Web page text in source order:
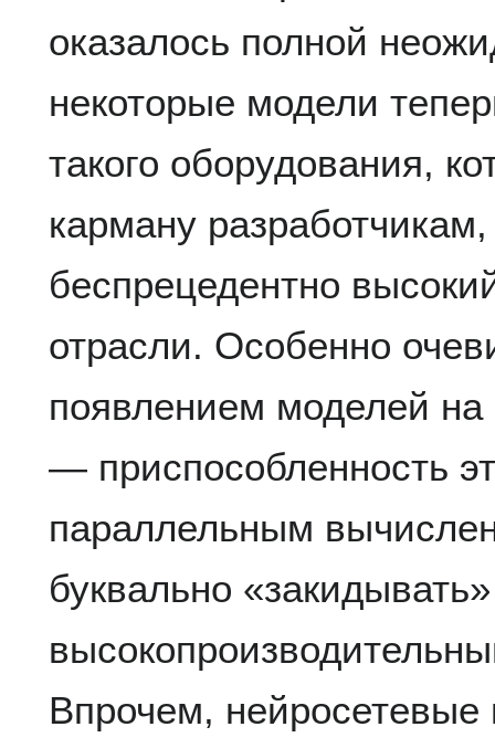
оказалось полной
некоторые модели
такого оборудования,
карману
беспрецедентно
отрасли. Особенно
появлением моделей
— приспособленность
параллельным
буквально
Впрочем,